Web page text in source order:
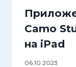
Camo
на iPad
06.10.2023